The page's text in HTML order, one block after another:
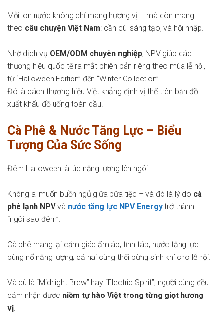
Mỗi lon nước không chỉ mang hương vị – mà còn mang
theo câu chuyện Việt Nam: cần cù, sáng tạo, và hội nhập.
Nhờ dịch vụ OEM/ODM chuyên nghiệp, NPV giúp các
thương hiệu quốc tế ra mắt phiên bản riêng theo mùa lễ hội,
từ “Halloween Edition” đến “Winter Collection”.
Đó là cách thương hiệu Việt khẳng định vị thế trên bản đồ
xuất khẩu đồ uống toàn cầu.
Cà Phê & Nước Tăng Lực – Biểu
Tượng Của Sức Sống
Đêm Halloween là lúc năng lượng lên ngôi.
Không ai muốn buồn ngủ giữa bữa tiệc – và đó là lý do cà
phê lạnh NPVvà nước tăng lực NPV Energy trở thành
“ngôi sao đêm”.
Cà phê mang lại cảm giác ấm áp, tỉnh táo; nước tăng lực
bùng nổ năng lượng; cả hai cùng thổi bừng sinh khí cho lễ hội.
Và dù là “Midnight Brew” hay “Electric Spirit”, người dùng đều
cảm nhận được niềm tự hào Việt trong từng giọt hương
vị.